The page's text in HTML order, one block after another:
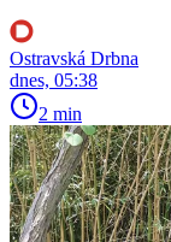
Ostravská Drbna
dnes, 05:38
2 min